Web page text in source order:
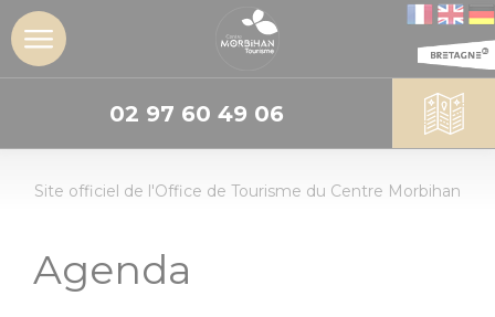
DÉCOUVRIR
L'insoupçonné
02 97 60 49 06
Site officiel de l'Office de Tourisme du Centre Morbihan
Agenda